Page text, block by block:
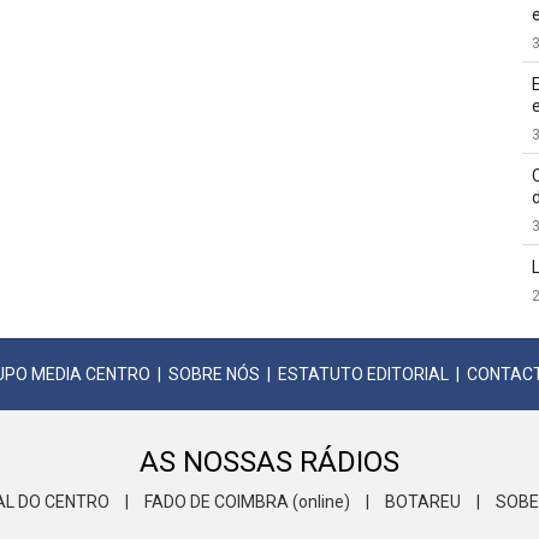
MEDIA CENTRO SOBRE NÓS ESTATUTO EDITORIAL
AS NOSSAS RÁDIOS
DO CENTRO FADO DE COIMBRA (online) BOTAREU